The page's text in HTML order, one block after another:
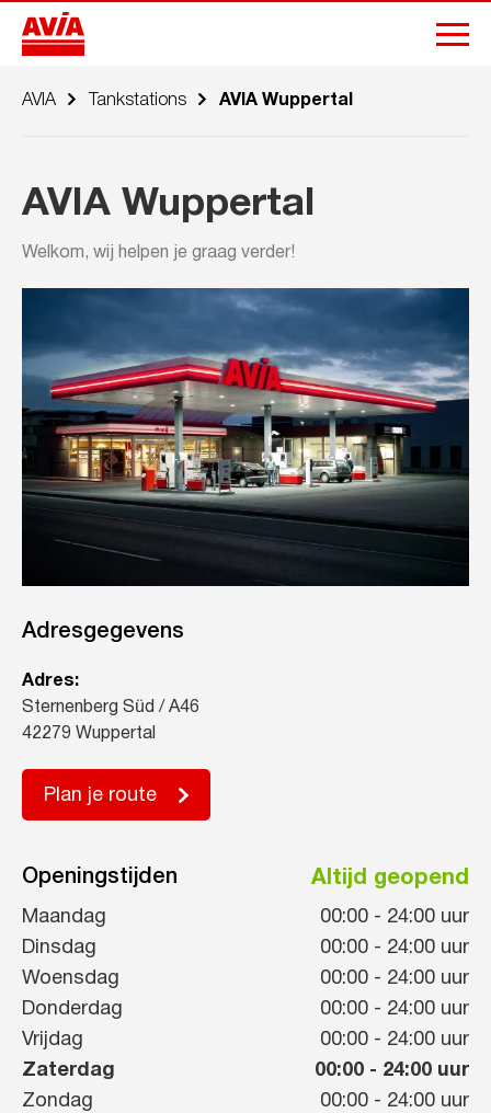
AVIA Tankstations AVIA Wuppertal
AVIA Wuppertal
Welkom, wij helpen je graag verder!
Adresgegevens
Adres:
Sternenberg Süd / A46
42279 Wuppertal
Plan je route
Openingstijden Altijd geopend
Maandag 00:00 - 24:00 uur
Dinsdag
00:00 - 24:00 uur
Woensdag
00:00 - 24:00 uur
Donderdag
00:00 - 24:00 uur
Vrijdag
00:00 - 24:00 uur
Zaterdag
00:00 - 24:00 uur
Zondag
00:00 - 24:00 uur